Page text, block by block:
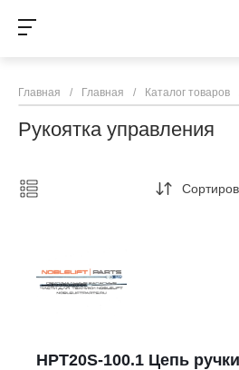
Главная / Главная / Каталог товаров
Рукоятка управления
HPT20S-100.1 Цепь